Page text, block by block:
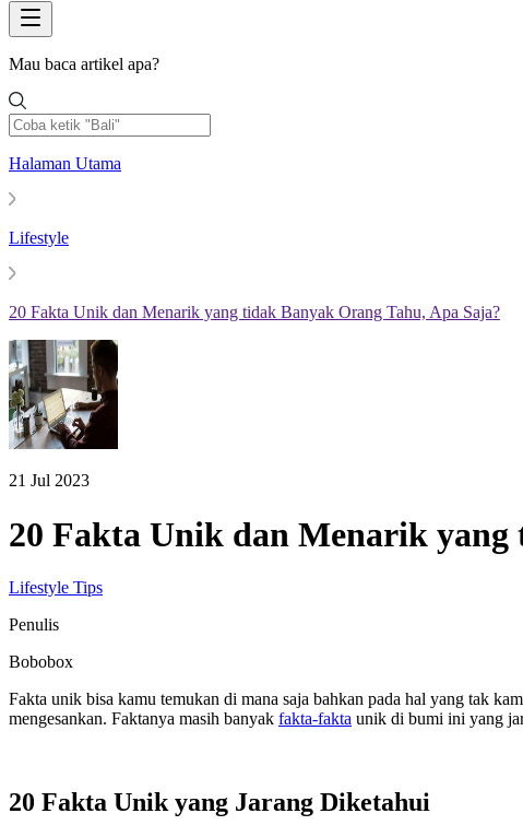
Mau baca artikel apa?
Halaman Utama
Lifestyle
20 Fakta Unik dan Menarik yang tidak Banyak Orang Tahu, Apa Saja?
21 Jul 2023
20 Fakta Unik dan Menarik yang
Lifestyle Tips
Penulis
Bobobox
Fakta unik bisa kamu temukan di mana saja bahkan pada hal yang tak
mengesankan. Faktanya masih banyak fakta-fakta unik di bumi ini yang
20 Fakta Unik yang Jarang Diketahui